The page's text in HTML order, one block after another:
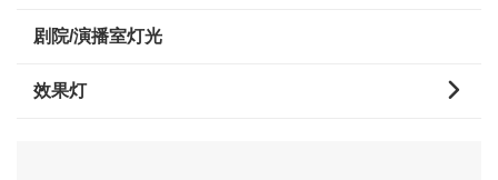
剧院/演播室灯光
效果灯 